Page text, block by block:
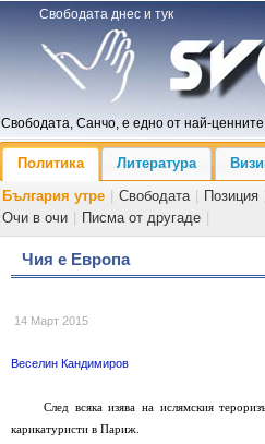
Свободата днес и тук
Свободата, Санчо, е едно от най-ценните
Политика Литература
България утре
Свободата Позиция
Очи в очи
Писма от другаде
Чия е Европа
14 Март 2015
Веселин Кандимиров
След всяка изява на ислямския
карикатуристи в Париж.